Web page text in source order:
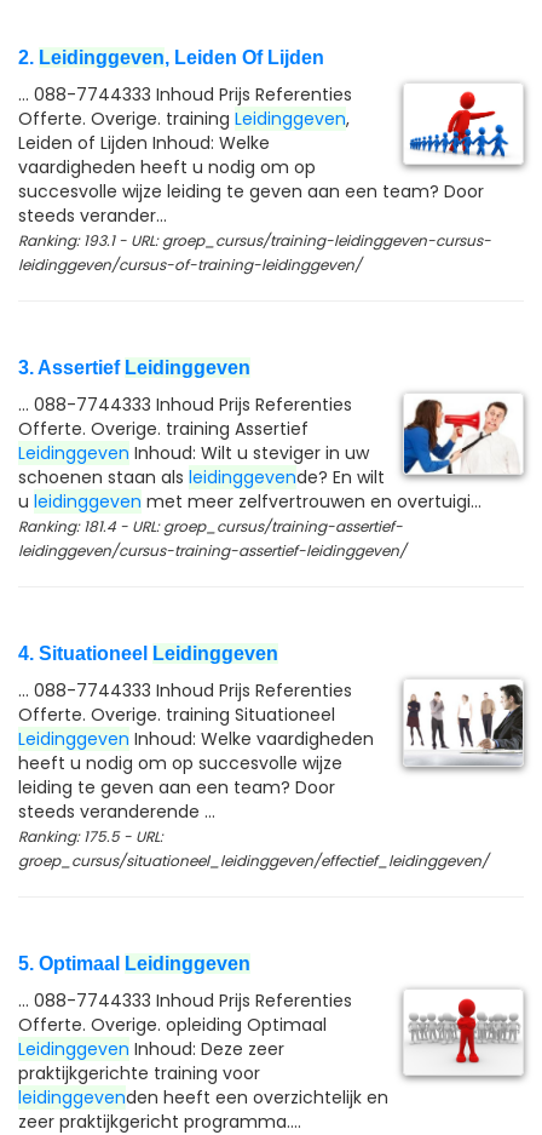
2. Leidinggeven, Leiden Of Lijden
... 088-7744333 Inhoud Prijs Referenties
Offerte. Overige. training Leidinggeven,
Leiden of Lijden Inhoud: Welke
vaardigheden heeft u nodig om op
succesvolle wijze leiding te geven aan een team? Door
steeds verander...
Ranking: 193.1 - URL: groep_cursus/training-leidinggeven-cursus-
leidinggeven/cursus-of-training-leidinggeven/
3. Assertief Leidinggeven
... 088-7744333 Inhoud Prijs Referenties
Offerte. Overige. training Assertief
Leidinggeven Inhoud: Wilt u steviger in uw
schoenen staan als leidinggevende? En wilt
u leidinggeven met meer zelfvertrouwen en overtuigi...
Ranking: 181.4 - URL: groep_cursus/training-assertief-
leidinggeven/cursus-training-assertief-leidinggeven/
4. Situationeel Leidinggeven
... 088-7744333 Inhoud Prijs Referenties
Offerte. Overige. training Situationeel
Leidinggeven Inhoud: Welke vaardigheden
heeft u nodig om op succesvolle wijze
leiding te geven aan een team? Door
steeds veranderende ...
Ranking: 175.5 - URL:
groep_cursus/situationeel_leidinggeven/effectief_leidinggeven/
5. Optimaal Leidinggeven
... 088-7744333 Inhoud Prijs Referenties
Offerte. Overige. opleiding Optimaal
Leidinggeven Inhoud: Deze zeer
praktijkgerichte training voor
leidinggevenden heeft een overzichtelijk en
zeer praktijkgericht programma....